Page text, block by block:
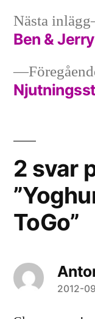
Nästa inlägg
Ben &
2 svar
ToGo”
säger:
2012-